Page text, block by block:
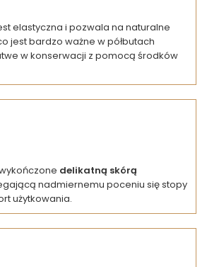
elastyczna i pozwala na naturalne
jest bardzo ważne w półbutach
w konserwacji z pomocą środków
delikatną skórą
nadmiernemu poceniu się stopy
użytkowania.